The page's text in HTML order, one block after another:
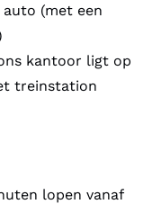
auto (met een
kantoor ligt op
treinstation
lopen vanaf